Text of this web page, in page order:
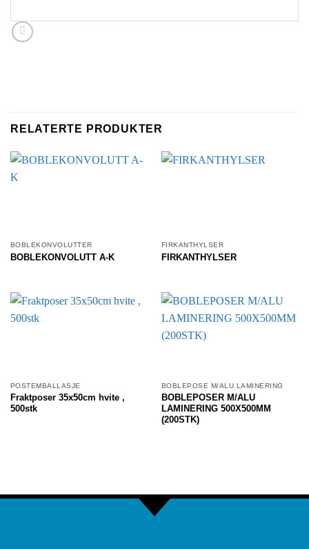
RELATERTE PRODUKTER
BOBLEKONVOLUTTER
BOBLEKONVOLUTT A-K
FIRKANTHYLSER
FIRKANTHYLSER
POSTEMBALLASJE
Fraktposer 35x50cm hvite ,
500stk
BOBLEPOSE M/ALU LAMINERING
BOBLEPOSER M/ALU
LAMINERING 500X500MM
(200STK)